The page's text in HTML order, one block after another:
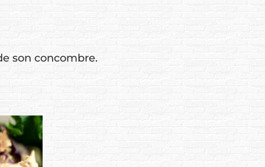
son concombre.